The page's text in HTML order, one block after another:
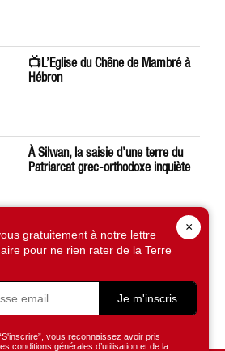
📺L’Eglise du Chêne de Mambré à
Hébron
À Silwan, la saisie d’une terre du
Patriarcat grec-orthodoxe inquiète
Léon XIV préoccupé par la situation
en Terre Sainte
×
gratuitement à notre lettre
pour ne rien rater de la Terre
Je m'inscris
vous reconnaissez avoir pris
conditions générales d’utilisation et de la